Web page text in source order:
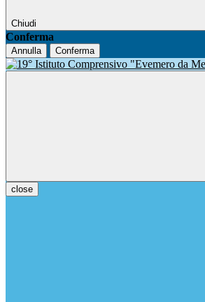
Chiudi
Conferma
Annulla Conferma
close